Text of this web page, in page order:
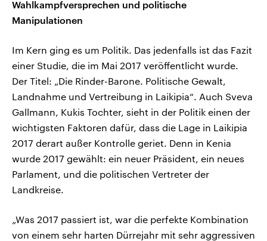
Wahlkampfversprechen und politische
Manipulationen
Im Kern ging es um Politik. Das jedenfalls ist das Fazit
einer Studie, die im Mai 2017 veröffentlicht wurde.
Der Titel: „Die Rinder-Barone. Politische Gewalt,
Landnahme und Vertreibung in Laikipia“. Auch Sveva
Gallmann, Kukis Tochter, sieht in der Politik einen der
wichtigsten Faktoren dafür, dass die Lage in Laikipia
2017 derart außer Kontrolle geriet. Denn in Kenia
wurde 2017 gewählt: ein neuer Präsident, ein neues
Parlament, und die politischen Vertreter der
Landkreise.
„Was 2017 passiert ist, war die perfekte Kombination
von einem sehr harten Dürrejahr mit sehr aggressiven